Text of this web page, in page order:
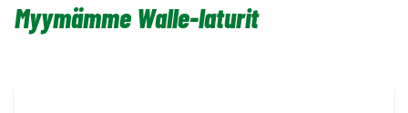
Myymämme Walle-laturit